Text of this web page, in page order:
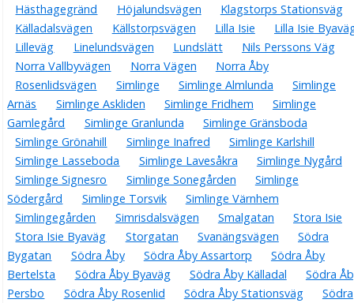
Hästhagegränd
Höjalundsvägen
Klagstorps Stationsväg
Källadalsvägen
Källstorpsvägen Lilla Isie
Lilla Isie
Lilleväg
Linelundsvägen Lundslätt
Nils Perssons Väg
Norra Vallbyvägen
Norra Vägen
Norra Åby
Rosenlidsvägen
Simlinge Simlinge Almlunda
Simlinge
Arnäs
Simlinge Askliden Simlinge Fridhem
Simlinge
Gamlegård
Simlinge Granlunda
Simlinge Gränsboda
Simlinge Grönahill
Simlinge Inafred
Simlinge Karlshill
Simlinge Lasseboda
Simlinge Lavesåkra
Simlinge Nygård
Simlinge Signesro
Simlinge Sonegården
Simlinge
Södergård
Simlinge Torsvik
Simlinge Värnhem
Simlingegården
Simrisdalsvägen Smalgatan
Stora Isie
Stora Isie Byaväg
Storgatan Svanängsvägen
Södra
Bygatan
Södra Åby Södra Åby Assartorp
Södra Åby
Bertelsta
Södra Åby Byaväg Södra Åby Källadal
Södra
Persbo
Södra Åby Rosenlid Södra Åby Stationsväg Södra